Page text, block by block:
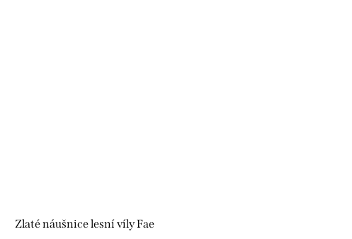
Zlaté náušnice lesní víly Fae